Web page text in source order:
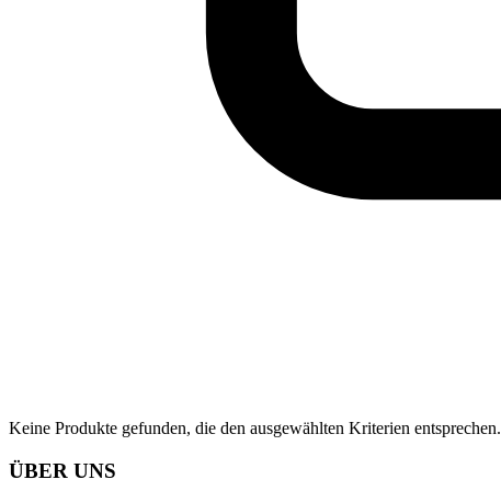
Keine Produkte gefunden, die den ausgewählten Kriterien entsprechen.
ÜBER UNS